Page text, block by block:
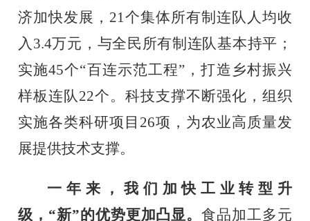
济加快发展， 21 个集体所有制连队人均收
入 3.4万元，与全民所有制连队基本持平；
实施45个“百连示范工程”，打造乡村振兴
样板连队 22个。科技支撑不断强化， 组织
实施各类科研项目 26项，为农业高质量发
展提供技术支撑。
一年来，我们加快工业转型升
级， “新”的优势更加凸显。食品加工多元